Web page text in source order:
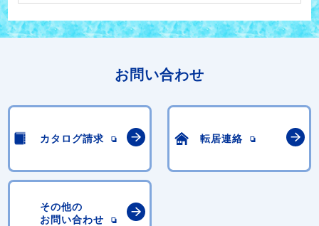
お問い合わせ
カタログ請求 転居連絡
その他の
お問い合わせ